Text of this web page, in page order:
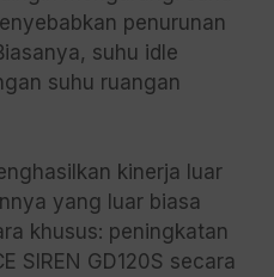
penurunan
suhu idle
suhu ruangan
kinerja luar
yang luar biasa
khusus: peningkatan
SIREN GD120S secara